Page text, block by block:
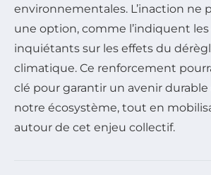
environnementales. L’inaction ne
une option, comme l’indiquent
inquiétants sur les effets du
climatique. Ce renforcement
clé pour garantir un avenir
notre écosystème, tout en
autour de cet enjeu collectif.